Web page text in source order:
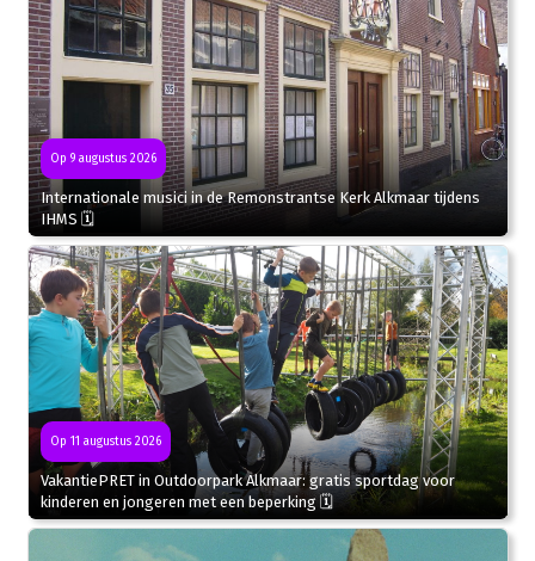
Op 9 augustus 2026
Internationale musici in de Remonstrantse Kerk Alkmaar tijdens
IHMS 🗓
Op 11 augustus 2026
VakantiePRET in Outdoorpark Alkmaar: gratis sportdag voor
kinderen en jongeren met een beperking 🗓